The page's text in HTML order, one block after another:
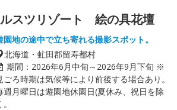
ルスツリゾート 絵の具花壇
園地の途中で立ち寄れる撮影スポット。
北海道・虻田郡留寿都村
期間： 2026年6月中旬～2026年9月下旬 ※
ごろ時期は気候等により前後する場合あり。
週月曜日は遊園地休園日(夏休み、祝日を除